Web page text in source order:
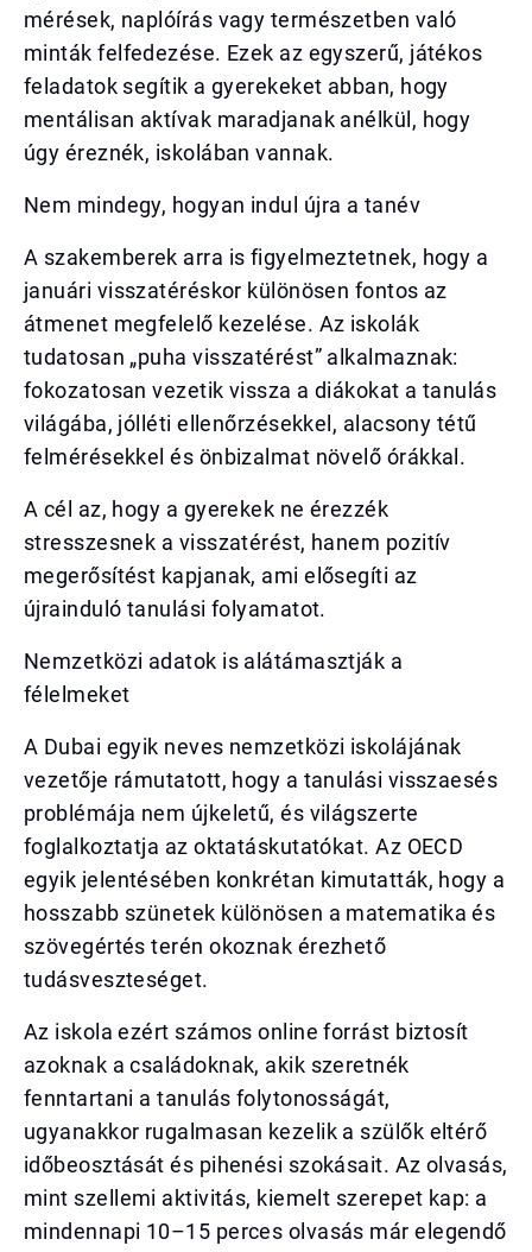
mérések, naplóírás vagy természetben való
minták felfedezése. Ezek az egyszerű, játékos
feladatok segítik a gyerekeket abban, hogy
mentálisan aktívak maradjanak anélkül, hogy
úgy éreznék, iskolában vannak.
Nem mindegy, hogyan indul újra a tanév
A szakemberek arra is figyelmeztetnek, hogy a
januári visszatéréskor különösen fontos az
átmenet megfelelő kezelése. Az iskolák
tudatosan „puha visszatérést” alkalmaznak:
fokozatosan vezetik vissza a diákokat a tanulás
világába, jólléti ellenőrzésekkel, alacsony tétű
felmérésekkel és önbizalmat növelő órákkal.
A cél az, hogy a gyerekek ne érezzék
stresszesnek a visszatérést, hanem pozitív
megerősítést kapjanak, ami elősegíti az
újrainduló tanulási folyamatot.
Nemzetközi adatok is alátámasztják a
félelmeket
A Dubai egyik neves nemzetközi iskolájának
vezetője rámutatott, hogy a tanulási visszaesés
problémája nem újkeletű, és világszerte
foglalkoztatja az oktatáskutatókat. Az OECD
egyik jelentésében konkrétan kimutatták, hogy a
hosszabb szünetek különösen a matematika és
szövegértés terén okoznak érezhető
tudásveszteséget.
Az iskola ezért számos online forrást biztosít
azoknak a családoknak, akik szeretnék
fenntartani a tanulás folytonosságát,
ugyanakkor rugalmasan kezelik a szülők eltérő
időbeosztását és pihenési szokásait. Az olvasás,
mint szellemi aktivitás, kiemelt szerepet kap: a
mindennapi 10–15 perces olvasás már elegendő